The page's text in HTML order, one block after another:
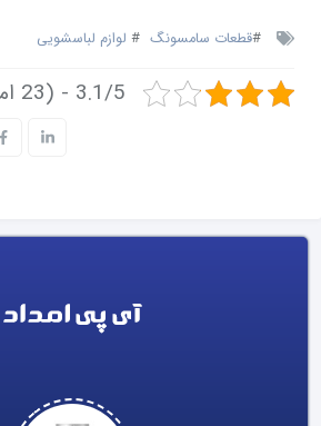
#قطعات سامسونگ # لوازم لباسشویی
3.1/5 - (23 امتیاز)